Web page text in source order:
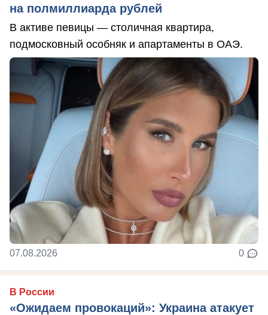
на полмиллиарда рублей
В активе певицы — столичная квартира,
подмосковный особняк и апартаменты в ОАЭ.
07.08.2026 0
В России
«Ожидаем провокаций»: Украина атакует